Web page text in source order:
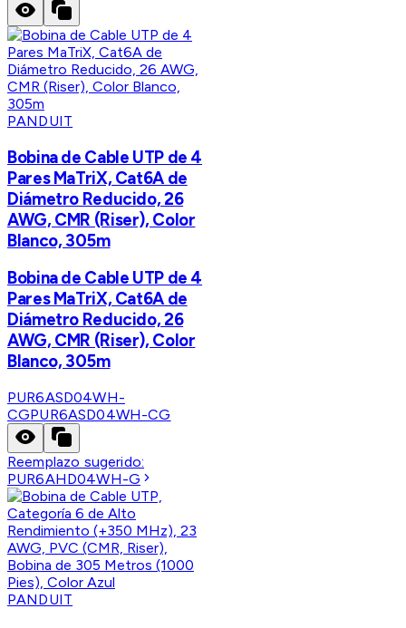
PANDUIT
Bobina de Cable UTP de 4
Pares MaTriX, Cat6A de
Diámetro Reducido, 26
AWG, CMR (Riser), Color
Blanco, 305m
Bobina de Cable UTP de 4
Pares MaTriX, Cat6A de
Diámetro Reducido, 26
AWG, CMR (Riser), Color
Blanco, 305m
PUR6ASD04WH-
CGPUR6ASD04WH-CG
Reemplazo sugerido:
PUR6AHD04WH-G
PANDUIT